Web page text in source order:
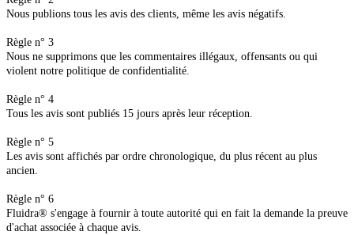
Nous publions tous les avis des clients, même les avis négatifs.
Règle n° 3
Nous ne supprimons que les commentaires illégaux, offensants ou qui
violent notre politique de confidentialité.
Règle n° 4
Tous les avis sont publiés 15 jours après leur réception.
Règle n° 5
Les avis sont affichés par ordre chronologique, du plus récent au plus
ancien.
Règle n° 6
Fluidra® s'engage à fournir à toute autorité qui en fait la demande la preuve
d'achat associée à chaque avis.